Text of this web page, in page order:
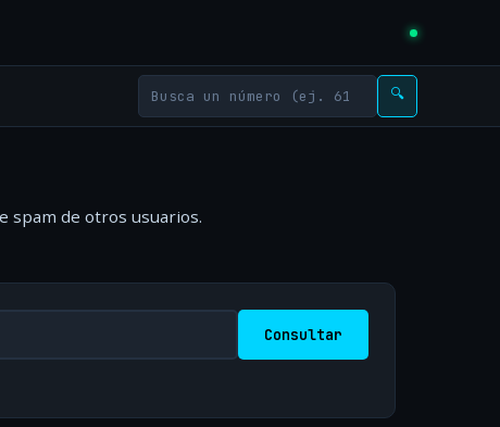
🔍
spam de otros usuarios.
Consultar